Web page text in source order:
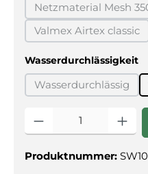
Netzmaterial Mesh
(Diese
Valmex Airtex classic
(Diese
Wasserdurchlässigkeit
Wasserdurchlässig
(Diese Option
Produkt Anzahl: Gib
Produktnummer: